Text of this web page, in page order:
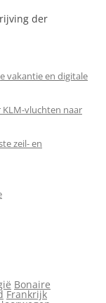
der
vakantie en digitale
vluchten naar
zeil- en
Bonaire
Frankrijk